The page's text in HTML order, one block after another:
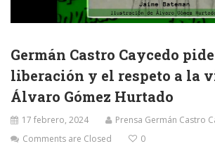
Germán Castro Caycedo
liberación y el respeto a la
Álvaro Gómez Hurtado
17 febrero, 2024 Prensa Germán Castro
Comments are Closed
0